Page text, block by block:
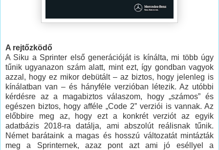
A rejtőzködő
A Siku a Sprinter első generációját is kínálta, mi több úgy
tűnik ugyanazon szám alatt, mint ezt, így gondban vagyok
azzal, hogy ez mikor debütált – az biztos, hogy jelenleg is
kínálatban van – és hányféle verzióban létezik. Az utóbbi
kérdésre az a magabiztos válaszom, hogy „számos” és
egészen biztos, hogy afféle „Code 2” verziói is vannak. Az
előbbire meg az, hogy ezt a konkrét verziót az egyik
adatbázis 2018-ra datálja, ami abszolút reálisnak tűnik.
Német barátaink a magas és hosszú változatát mintázták
meg a Sprinternek, azaz pont azt ami jó eséllyel a